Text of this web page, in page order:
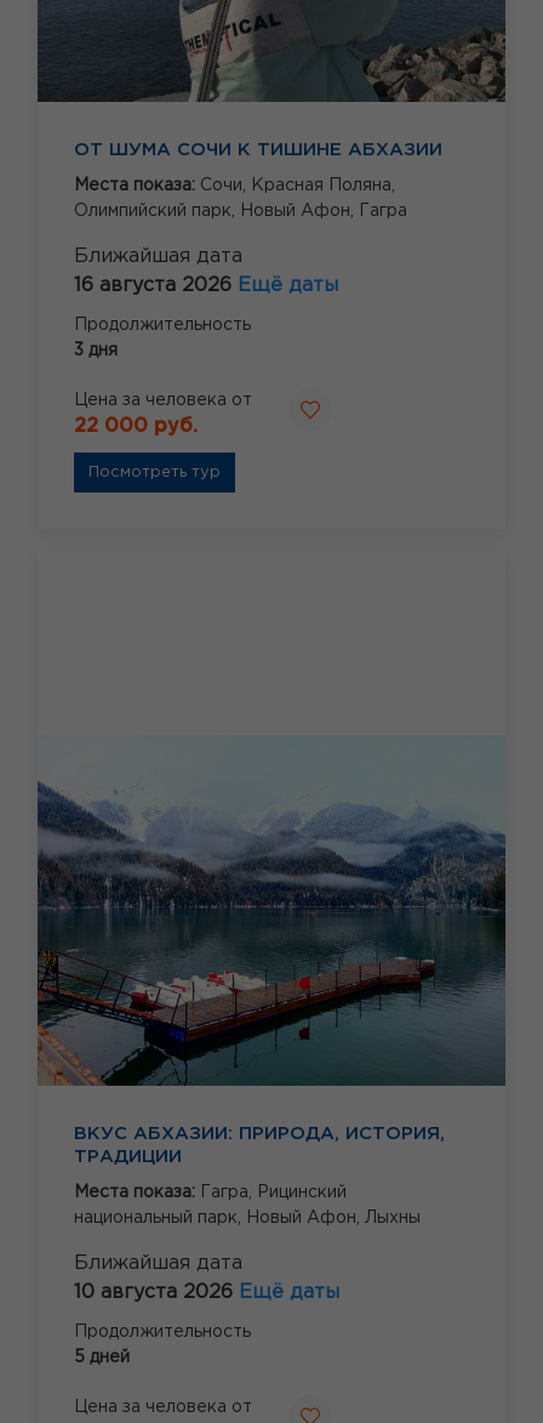
ОТ ШУМА СОЧИ К ТИШИНЕ АБХАЗИИ
Места показа: Сочи,
Красная Поляна,
Олимпийский парк,
Новый Афон, Гагра
Ближайшая дата
16 августа 2026 Ещё даты
Продолжительность
3 дня
Цена за человека от
22 000 руб.
Посмотреть тур
ВКУС АБХАЗИИ: ПРИРОДА, ИСТОРИЯ,
ТРАДИЦИИ
Места показа: Гагра,
Рицинский
национальный парк,
Новый Афон, Лыхны
Ближайшая дата
10 августа 2026 Ещё даты
Продолжительность
5 дней
Цена за человека от